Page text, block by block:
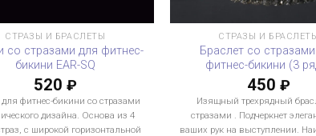
СТРАЗЫ И БРАСЛЕТЫ
со стразами для фитнес-
бикини EAR-SQ
520 ₽
для фитнес-бикини со стразами
дизайна. Основа из 4
с широкой горизонтальной
СТРАЗЫ И
Браслет со
фитнес-бикини (3
450 ₽
Изящный трехрядный
стразами . Подчеркнет
ваших рук на выступлении.